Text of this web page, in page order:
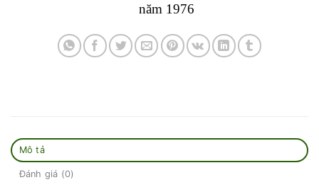
năm 1976
Mô tả
Đánh giá (0)